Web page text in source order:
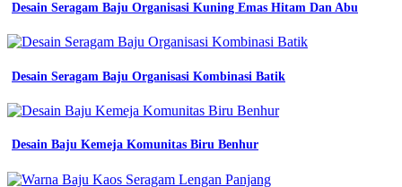
kerja
proyek
shopee
jual
kerja
lengan
warna
Desain Seragam Baju Organisasi Kuning Emas Hitam Dan Abu
Desain Seragam Baju Organisasi Kombinasi Batik
Desain Baju Kemeja Komunitas Biru Benhur